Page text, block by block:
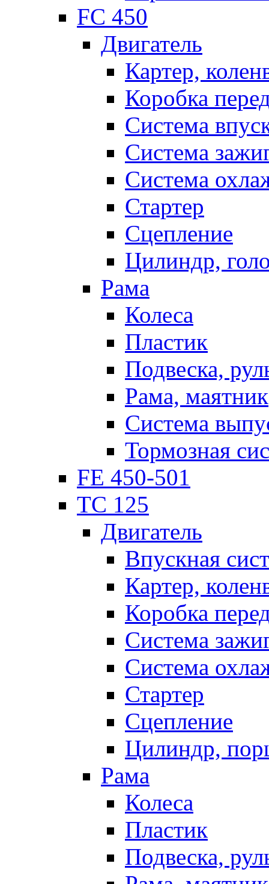
FC 450
Двигатель
Картер,
Коробка
Система
Система
Система
Стартер
Сцепление
Цилиндр,
Рама
Колеса
Пластик
Подвеска,
Рама, маятник
Система
Тормозная
FE 450-501
TC 125
Двигатель
Впускная
Картер,
Коробка
Система
Система
Стартер
Сцепление
Цилиндр,
Рама
Колеса
Пластик
Подвеска,